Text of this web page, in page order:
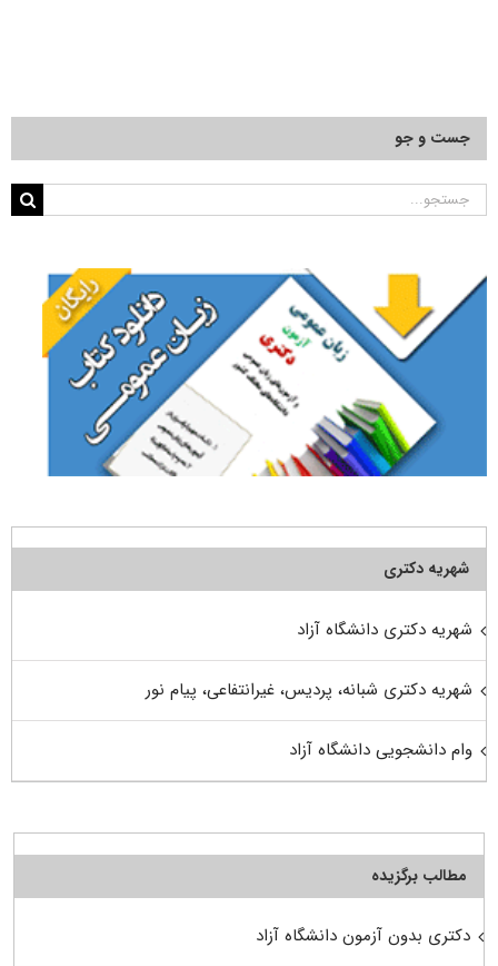
جست و جو
جستجو
شهریه دکتری
شهریه دکتری دانشگاه آزاد
شهریه دکتری شبانه، پردیس، غیرانتفاعی، پیام نور
وام دانشجویی دانشگاه آزاد
مطالب برگزیده
دکتری بدون آزمون دانشگاه آزاد